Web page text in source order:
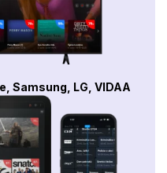
Samsung, LG, VIDAA